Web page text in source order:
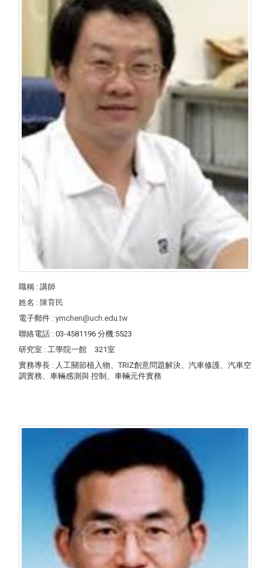
職稱 : 講師
姓名 : 陳育民
電子郵件 : ymchen@uch.edu.tw
聯絡電話 : 03-4581196 分機:5523
研究室 : 工學院一館 321室
實務專長 : 人工關節植入物、TRIZ創意問題解決、汽車修護、汽車空
調實務、車輛感測與 控制、車輛元件實務